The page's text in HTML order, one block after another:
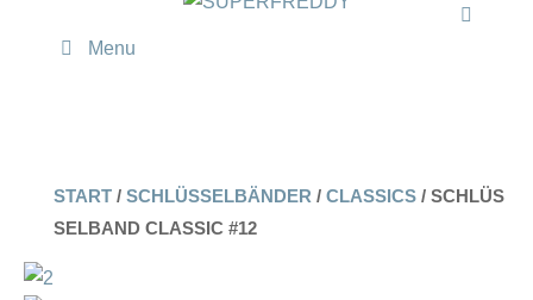
Menu
START / SCHLÜSSELBÄNDER / CLASSICS / SCHLÜS
SELBAND CLASSIC #12